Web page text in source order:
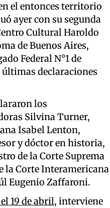
el entonces territorio
ayer con su segunda
Cultural Haroldo
de Buenos Aires,
Federal N°1 de
declaraciones
los
Silvina Turner,
Isabel Lenton,
y dóctor en historia,
de la Corte Suprema
la Corte Interamericana
Eugenio Zaffaroni.
19 de abril, interviene